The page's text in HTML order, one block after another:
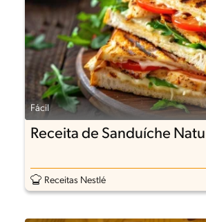
Fácil
Receita de Sanduíche
Receitas Nestlé